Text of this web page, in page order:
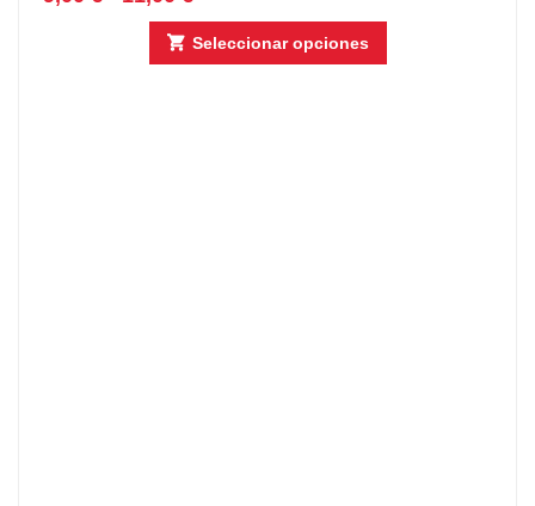
Seleccionar opciones